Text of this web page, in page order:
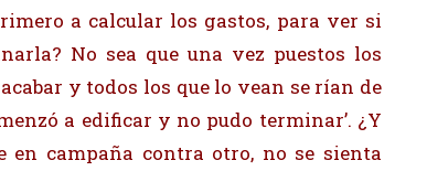
a calcular los gastos, para ver si
No sea que una vez puestos los
y todos los que lo vean se rían de
a edificar y no pudo terminar’. ¿Y
en campaña contra otro, no se sienta